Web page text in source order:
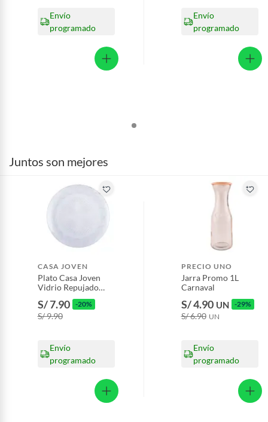
Envío
programado
Envío
programado
Juntos son mejores
CASA JOVEN
Plato Casa Joven
Vidrio Repujado
Flores 32 cm
S/ 7.90 -20%
S/ 9.90
Envío
programado
PRECIO UNO
Jarra Promo 1L
Carnaval
S/ 4.90 UN -29%
S/ 6.90 UN
Envío
programado